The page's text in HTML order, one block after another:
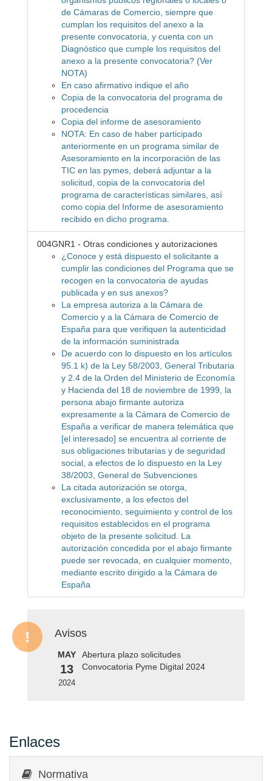
de Cámaras de Comercio, siempre que
cumplan los requisitos del anexo a la
presente convocatoria, y cuenta con un
Diagnóstico que cumple los requisitos del
anexo a la presente convocatoria? (Ver
NOTA)
En caso afirmativo indique el año
Copia de la convocatoria del programa de
procedencia
Copia del informe de asesoramiento
NOTA: En caso de haber participado
anteriormente en un programa similar de
Asesoramiento en la incorporación de las
TIC en las pymes, deberá adjuntar a la
solicitud, copia de la convocatoria del
programa de características similares, así
como copia del Informe de asesoramiento
recibido en dicho programa.
004GNR1 - Otras condiciones y autorizaciones
¿Conoce y está dispuesto el solicitante a
cumplir las condiciones del Programa que se
recogen en la convocatoria de ayudas
publicada y en sus anexos?
La empresa autoriza a la Cámara de
Comercio y a la Cámara de Comercio de
España para que verifiquen la autenticidad
de la información suministrada
De acuerdo con lo dispuesto en los artículos
95.1 k) de la Ley 58/2003, General Tributaria
y 2.4 de la Orden del Ministerio de Economía
y Hacienda del 18 de noviembre de 1999, la
persona abajo firmante autoriza
expresamente a la Cámara de Comercio de
España a verificar de manera telemática que
[el interesado] se encuentra al corriente de
sus obligaciones tributarias y de seguridad
social, a efectos de lo dispuesto en la Ley
38/2003, General de Subvenciones
La citada autorización se otorga,
exclusivamente, a los efectos del
reconocimiento, seguimiento y control de los
requisitos establecidos en el programa
objeto de la presente solicitud. La
autorización concedida por el abajo firmante
puede ser revocada, en cualquier momento,
mediante escrito dirigido a la Cámara de
España
Avisos
MAY
13
2024
Abertura plazo solicitudes
Convocatoria Pyme Digital 2024
Enlaces
Normativa